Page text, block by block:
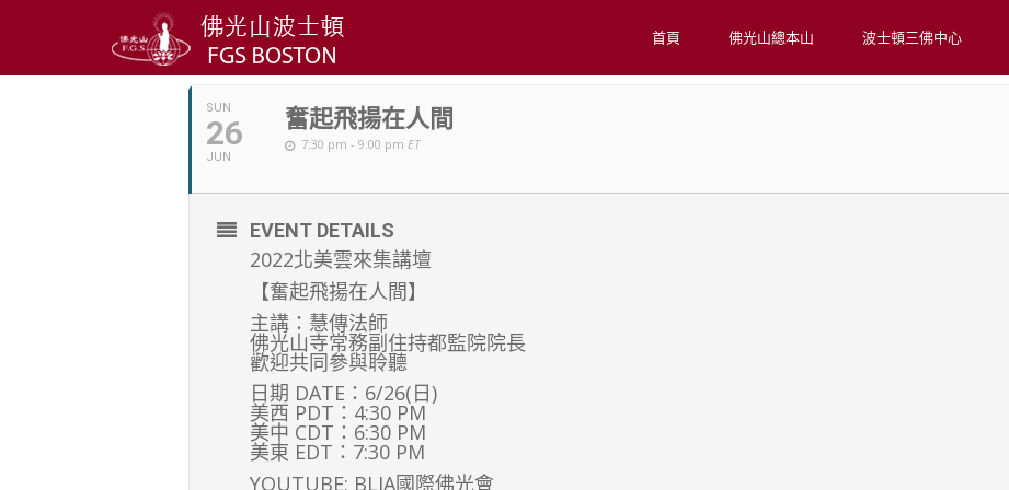
首頁 佛光山總本山 波士頓三佛中心
JUNE, 2022
SUN
26
JUN
奮起飛揚在人間
7:30 pm - 9:00 pm ET
EVENT DETAILS
2022北美雲來集講壇
【奮起飛揚在人間】
主講：慧傳法師
佛光山寺常務副住持都監院院長
歡迎共同參與聆聽
日期 DATE：6/26(日)
美西 PDT：4:30 PM
美中 CDT：6:30 PM
美東 EDT：7:30 PM
YOUTUBE: BLIA國際佛光會